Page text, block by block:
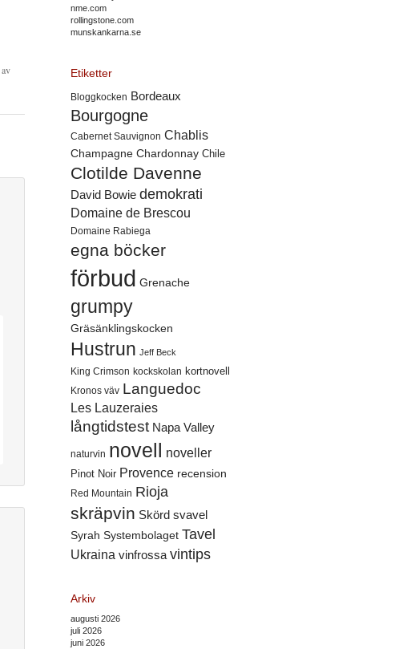
av
nme.com
rollingstone.com
munskankarna.se
Etiketter
Bloggkocken Bordeaux
Bourgogne
Cabernet Sauvignon Chablis
Champagne Chardonnay Chile
Clotilde Davenne
David Bowie demokrati
Domaine de Brescou
Domaine Rabiega
egna böcker
förbud Grenache
grumpy
Gräsänklingskocken
Hustrun Jeff Beck
King Crimson kockskolan kortnovell
Kronos väv Languedoc
Les Lauzeraies
långtidstest Napa Valley
naturvin novell noveller
Pinot Noir Provence recension
Red Mountain Rioja
skräpvin Skörd svavel
Syrah Systembolaget Tavel
Ukraina vinfrossa vintips
Arkiv
augusti 2026
juli 2026
juni 2026